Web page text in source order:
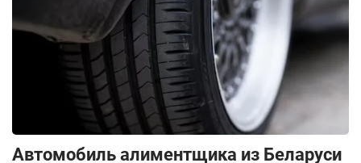
Автомобиль алиментщика из Беларуси